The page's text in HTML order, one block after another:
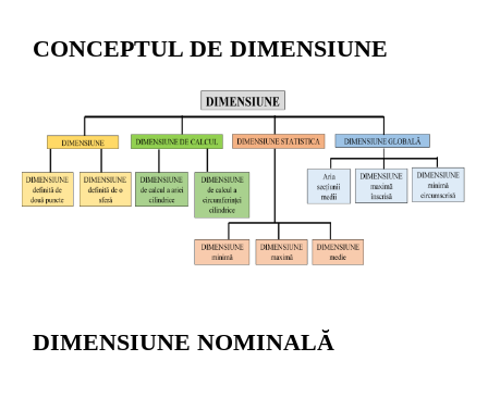
CONCEPTUL DE DIMENSIUNE
DIMENSIUNE NOMINALĂ